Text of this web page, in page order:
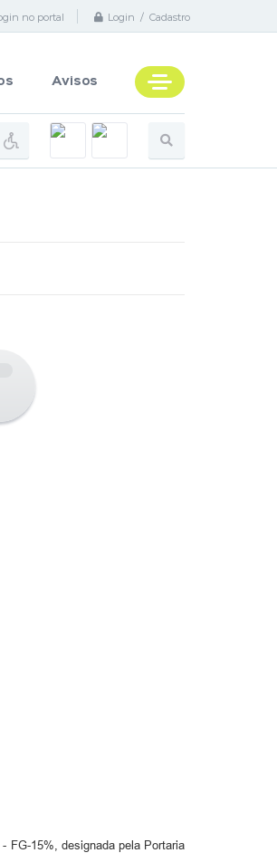
no portal Login / Cadastro
Avisos
FG-15%, designada pela Portaria